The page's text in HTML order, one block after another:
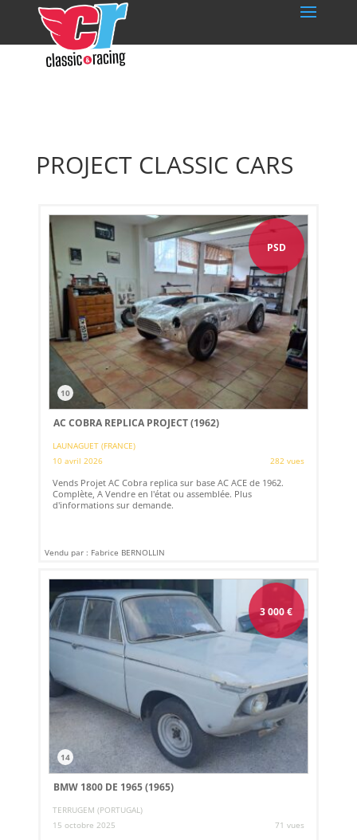
PROJECT CLASSIC CARS
PSD
10
AC COBRA REPLICA PROJECT (1962)
LAUNAGUET (FRANCE)
10 avril 2026
282 vues
Vends Projet AC Cobra replica sur base AC ACE de 1962.
Complète, A Vendre en l'état ou assemblée. Plus
d'informations sur demande.
Vendu par : Fabrice BERNOLLIN
3 000€
14
BMW 1800 DE 1965 (1965)
TERRUGEM (PORTUGAL)
15 octobre 2025
71 vues